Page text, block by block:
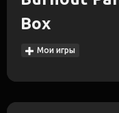
Box
Мои игры